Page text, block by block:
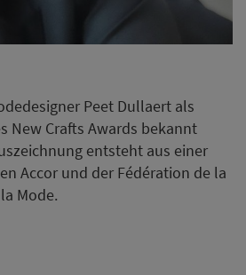
Peet Dullaert als
New Crafts Awards bekannt
entsteht aus einer
Accor und der Fédération de la
Mode.